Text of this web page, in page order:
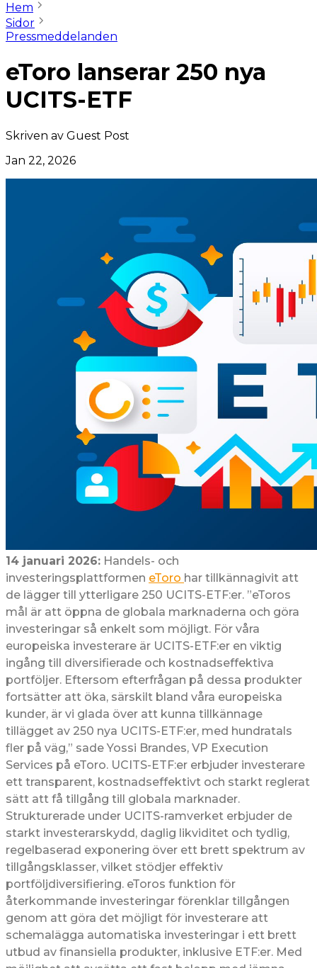
Hem
Sidor
Pressmeddelanden
eToro lanserar 250 nya
UCITS-ETF
Skriven av Guest Post
Jan 22, 2026
14 januari 2026: Handels- och
investeringsplattformen eToro har tillkännagivit att
de lägger till ytterligare 250 UCITS-ETF:er. ”eToros
mål är att öppna de globala marknaderna och göra
investeringar så enkelt som möjligt. För våra
europeiska investerare är UCITS-ETF:er en viktig
ingång till diversifierade och kostnadseffektiva
portföljer. Eftersom efterfrågan på dessa produkter
fortsätter att öka, särskilt bland våra europeiska
kunder, är vi glada över att kunna tillkännage
tillägget av 250 nya UCITS-ETF:er, med hundratals
fler på väg,” sade Yossi Brandes, VP Execution
Services på eToro. UCITS-ETF:er erbjuder investerare
ett transparent, kostnadseffektivt och starkt reglerat
sätt att få tillgång till globala marknader.
Strukturerade under UCITS-ramverket erbjuder de
starkt investerarskydd, daglig likviditet och tydlig,
regelbaserad exponering över ett brett spektrum av
tillgångsklasser, vilket stödjer effektiv
portföljdiversifiering. eToros funktion för
återkommande investeringar förenklar tillgången
genom att göra det möjligt för investerare att
schemalägga automatiska investeringar i ett brett
utbud av finansiella produkter, inklusive ETF:er. Med